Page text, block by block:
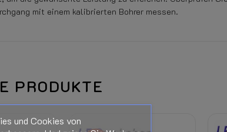
mit einem kalibrierten Bohrer messen.
Beim Öffnen der Klarsichtverpackung erlischt das
PRODUKTE
und Cookies von